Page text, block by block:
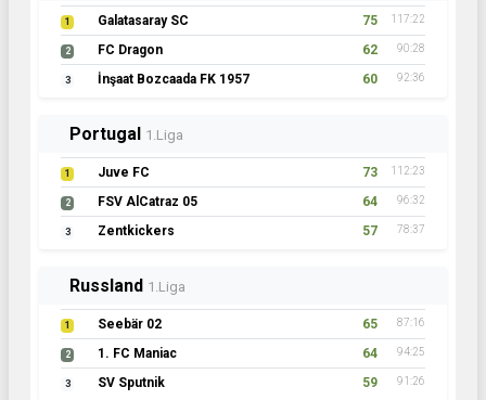
1 Galatasaray SC 75 117:22
2 FC Dragon 62 90:28
3 İnşaat Bozcaada FK 1957 60 92:36
Portugal 1.Liga
1 Juve FC 73 112:23
2 FSV AlCatraz 05 64 96:32
3 Zentkickers 57 78:37
Russland 1.Liga
1 Seebär 02 65 87:16
2 1. FC Maniac 64 94:25
3 SV Sputnik 59 91:26